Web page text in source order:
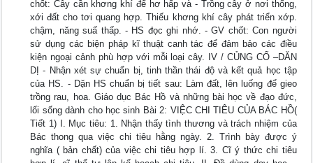
chốt: Cây cần khơng khí để hơ hấp và - Trồng cây ở nơi thống,
xới đất cho tơi quang hợp. Thiếu khơng khí cây phát triển xớp.
chậm, năng suấ thấp. - HS đọc ghi nhớ. - GV chốt: Con người
sử dụng các biện pháp kĩ thuật canh tác để đảm bảo các điều
kiện ngoại cảnh phù hợp với mỗi loại cây. IV / CỦNG CỐ –DĂN
DỊ - Nhận xét sự chuẩn bị, tinh thần thái độ và kết quả học tập
của HS. - Dặn HS chuẩn bị tiết sau: Làm đất, lên luống để gieo
trồng rau, hoa. Giáo dục Bác Hồ và những bài học về đạo đức,
lối sống dành cho học sinh Bài 2: VIỆC CHI TIÊU CỦA BÁC HỒ(
Tiết 1) I. Mục tiêu: 1. Nhận thấy tình thương và trách nhiệm của
Bác thong qua việc chi tiêu hằng ngày. 2. Trình bày được ý
nghĩa ( bản chất) của việc chi tiêu hợp lí. 3. Cĩ ý thức chi tiêu